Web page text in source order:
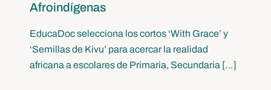
Afroindígenas
EducaDoc selecciona los cortos ‘With Grace’ y
‘Semillas de Kivu’ para acercar la realidad
africana a escolares de Primaria, Secundaria […]